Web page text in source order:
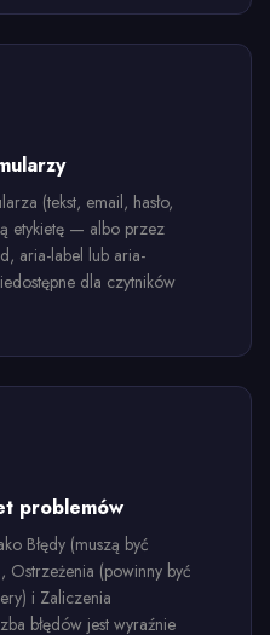
(tekst, email, hasło,
etykietę — albo przez
aria-label lub aria-
dla czytników
problemów
Błędy (muszą być
(powinny być
i Zaliczenia
błędów jest wyraźnie